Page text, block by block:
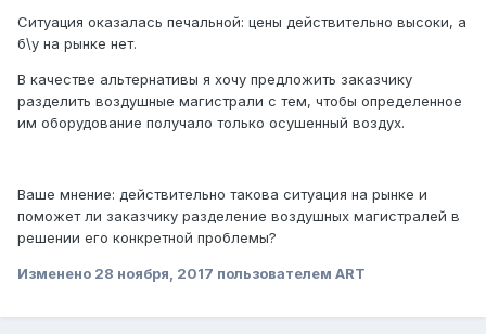
Ситуация оказалась печальной: цены действительно высоки, а
б\у на рынке нет.
В качестве альтернативы я хочу предложить заказчику
разделить воздушные магистрали с тем, чтобы определенное
им оборудование получало только осушенный воздух.
Ваше мнение: действительно такова ситуация на рынке и
поможет ли заказчику разделение воздушных магистралей в
решении его конкретной проблемы?
Изменено 28 ноября, 2017 пользователем ART